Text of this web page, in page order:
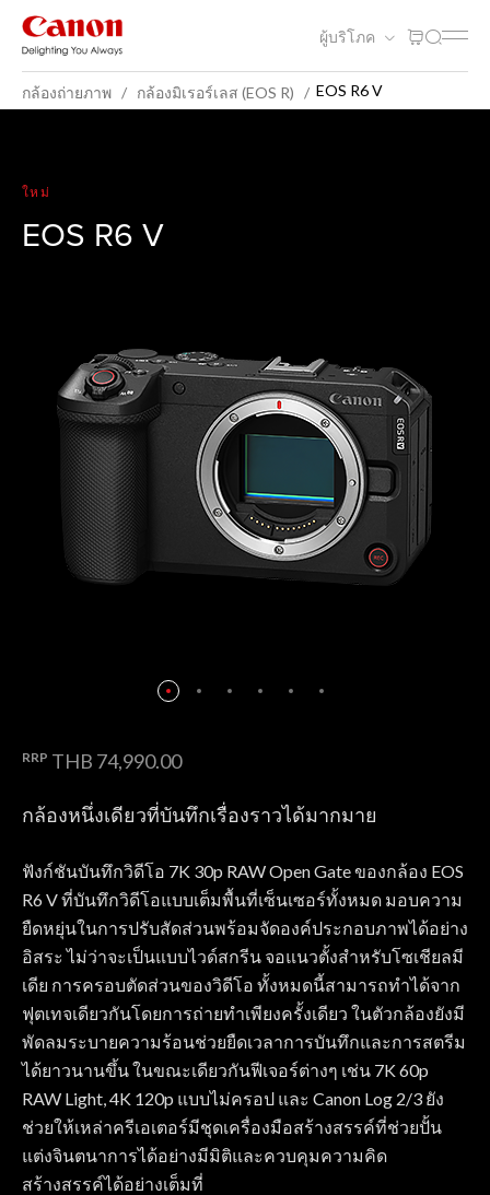
ผู้บริโภค
กล้องถ่ายภาพ กล้องมิเรอร์เลส (EOS R) EOS R6 V
EOS R6 V
ใหม่
EOS R6 V
RRP THB 74,990.00
กล้องหนึ่งเดียวที่บันทึกเรื่องราวได้มากมาย
ฟังก์ชันบันทึกวิดีโอ 7K 30p RAW Open Gate ของกล้อง EOS
R6 V ที่บันทึกวิดีโอแบบเต็มพื้นที่เซ็นเซอร์ทั้งหมด มอบความ
ยืดหยุ่นในการปรับสัดส่วนพร้อมจัดองค์ประกอบภาพได้อย่าง
อิสระ ไม่ว่าจะเป็นแบบไวด์สกรีน จอแนวตั้งสำหรับโซเชียลมี
เดีย การครอบตัดส่วนของวิดีโอ ทั้งหมดนี้สามารถทำได้จาก
ฟุตเทจเดียวกันโดยการถ่ายทำเพียงครั้งเดียว ในตัวกล้องยังมี
พัดลมระบายความร้อนช่วยยืดเวลาการบันทึกและการสตรีม
ได้ยาวนานขึ้น ในขณะเดียวกันฟีเจอร์ต่างๆ เช่น 7K 60p
RAW Light, 4K 120p แบบไม่ครอป และ Canon Log 2/3 ยัง
ช่วยให้เหล่าครีเอเตอร์มีชุดเครื่องมือสร้างสรรค์ที่ช่วยปั้น
แต่งจินตนาการได้อย่างมีมิติและควบคุมความคิด
สร้างสรรค์ได้อย่างเต็มที่